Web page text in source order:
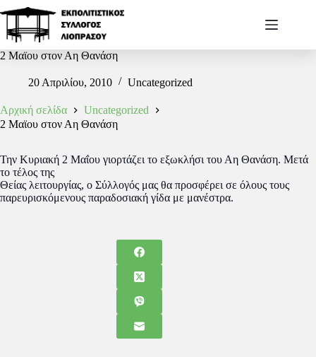
2 Μαϊου στον Αη Θανάση
20 Απριλίου, 2010 Uncategorized
Αρχική σελίδα
Uncategorized
2 Μαϊου στον Αη Θανάση
Την Κυριακή 2 Μαΐου γιορτάζει το εξωκλήσι του Αη Θανάση. Mετά
το τέλος της
Θείας λειτουργίας, ο Σύλλογός μας θα προσφέρει σε όλους τους
παρευρισκόμενους παραδοσιακή γίδα με μανέστρα.